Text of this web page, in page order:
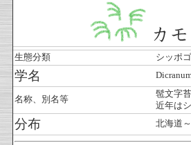
生態分類 シッ
学名
名称、別名等
髢文字
近年は
分布 北海道